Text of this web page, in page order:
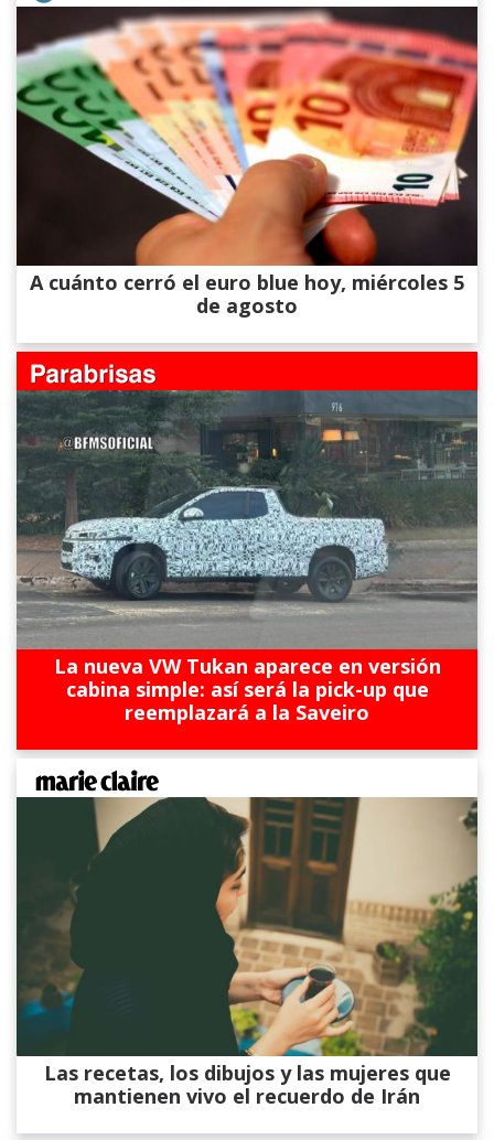
A cuánto cerró el euro blue hoy, miércoles 5
de agosto
La nueva VW Tukan aparece en versión
cabina simple: así será la pick-up que
reemplazará a la Saveiro
Las recetas, los dibujos y las mujeres que
mantienen vivo el recuerdo de Irán